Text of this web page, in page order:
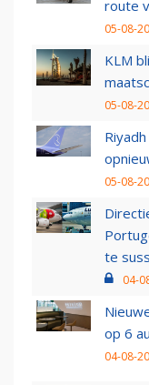
route
05-08-
KLM
05-08-
05-08-
te
04-
op 6
04-08-